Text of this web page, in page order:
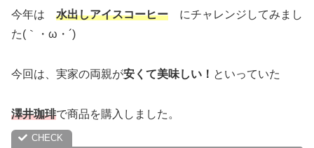
今年は 水出しアイスコーヒー にチャレンジしてみまし
た(｀・ω・´)
今回は、実家の両親が安くて美味しい！ といっていた
澤井珈琲で商品を購入しました。